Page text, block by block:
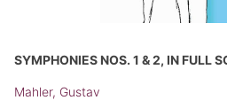
SYMPHONIES NOS. 1 & 2, IN FULL
Mahler, Gustav